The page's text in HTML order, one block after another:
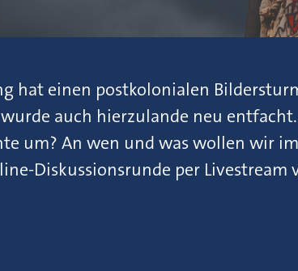
hat einen postkolonialen
auch hierzulande neu
um? An wen und was wollen wir
Diskussionsrunde per Livestream